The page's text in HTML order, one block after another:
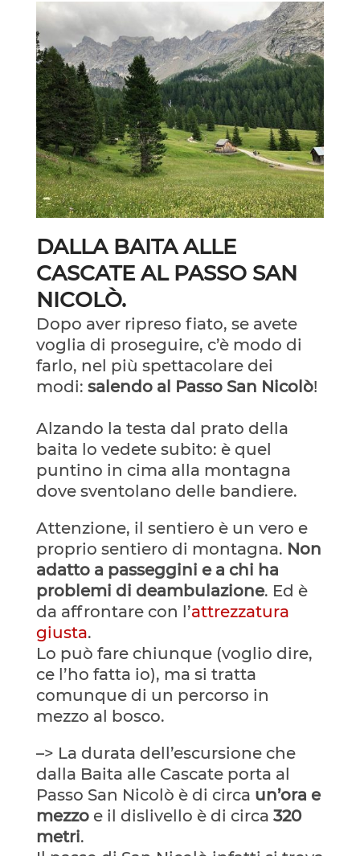
DALLA BAITA ALLE
CASCATE AL PASSO SAN
NICOLÒ.
Dopo aver ripreso fiato, se avete
voglia di proseguire, c’è modo di
farlo, nel più spettacolare dei
modi: salendo al Passo San Nicolò!
Alzando la testa dal prato della
baita lo vedete subito: è quel
puntino in cima alla montagna
dove sventolano delle bandiere.
Attenzione, il sentiero è un vero e
proprio sentiero di montagna. Non
adatto a passeggini e a chi ha
problemi di deambulazione. Ed è
da affrontare con l’attrezzatura
giusta.
Lo può fare chiunque (voglio dire,
ce l’ho fatta io), ma si tratta
comunque di un percorso in
mezzo al bosco.
–> La durata dell’escursione che
dalla Baita alle Cascate porta al
Passo San Nicolò è di circa un’ora e
mezzoe il dislivello è di circa 320
metri.